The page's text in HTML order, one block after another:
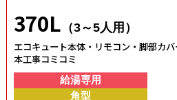
370L （3～5人用）
エコキュート本体・リモコン・脚部カ
本工事コミコミ
給湯専用
角型